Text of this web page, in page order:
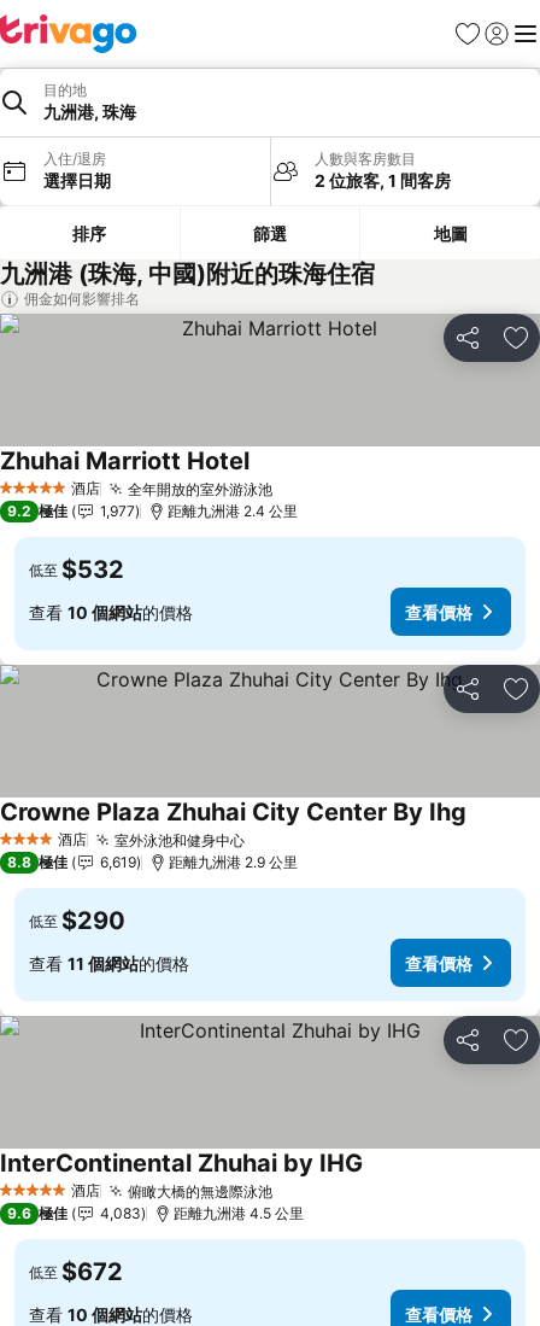
收藏夾
登入 選
目的地
九洲港, 珠海
入住/退房
選擇日期
人數與客房數目
2 位旅客, 1 間客房
排序 篩選 地圖
九洲港 (珠海, 中國)附近的珠海住宿
佣金如何影響排名
分享 放
5 星級 酒店 全年開放的室外游泳池
Zhuhai Marriott Hotel
9.2 極佳 1,977 距離九洲港 2.4 公里
低至 $532
查看 10 個網站的價格 查看價格
分享 放
4 星級 酒店 室外泳池和健身中心
Crowne Plaza Zhuhai City Center By Ihg
8.8 極佳 6,619 距離九洲港 2.9 公里
低至 $290
查看 11 個網站的價格 查看價格
分享 放
5 星級 酒店 俯瞰大橋的無邊際泳池
InterContinental Zhuhai by IHG
9.6 極佳 4,083 距離九洲港 4.5 公里
低至 $672
查看 10 個網站的價格 查看價格